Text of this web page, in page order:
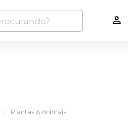
Plantas & Animais